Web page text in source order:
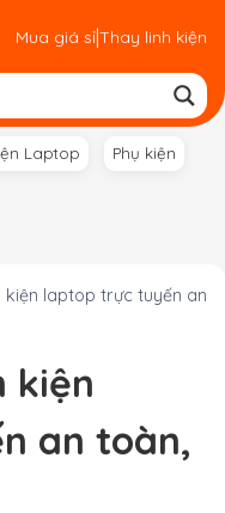
Mua giá sỉ|Thay linh kiện
Laptop Phụ kiện
kiện laptop trực tuyến an
kiện
an toàn,